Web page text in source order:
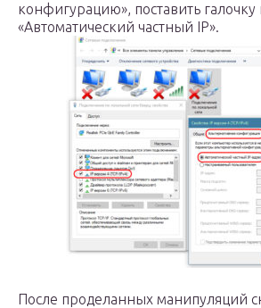
конфигурацию», поставить галочку
«Автоматический частный IP».
После проделанных манипуляций